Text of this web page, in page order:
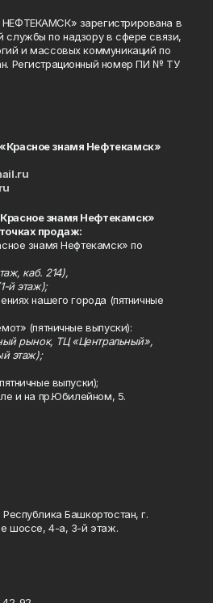
зарегистрирована в
службы по надзору в сфере связи,
и массовых коммуникаций по
Регистрационный номер ПИ № ТУ
знамя Нефтекамск»
знамя Нефтекамск»
продаж:
знамя Нефтекамск» по
каб. 214),
й этаж);
нашего города (пятничные
(пятничные выпуски):
рынок, ТЦ «Центральный»,
этаж);
выпуски);
и на пр.Юбилейном, 5.
Башкортостан, г.
шоссе, 4-а, 3-й этаж.